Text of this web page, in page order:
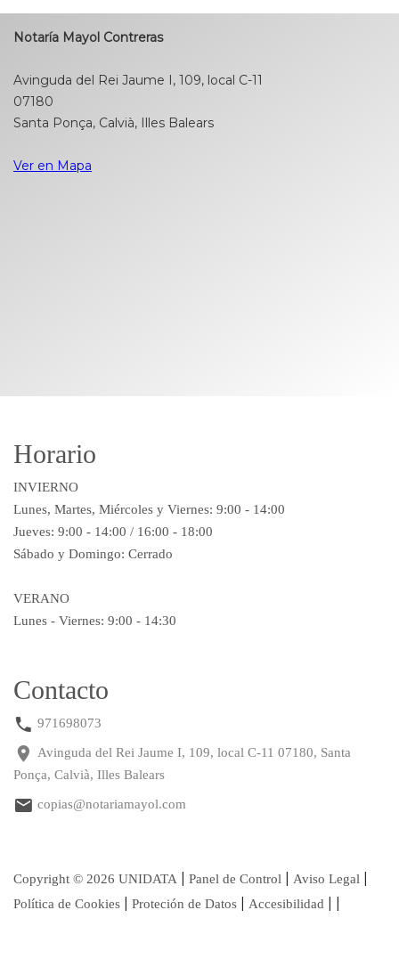
Notaría Mayol Contreras
Avinguda del Rei Jaume I, 109, local C-11
07180
Santa Ponça, Calvià, Illes Balears
Ver en Mapa
Horario
INVIERNO
Lunes, Martes, Miércoles y Viernes: 9:00 - 14:00
Jueves: 9:00 - 14:00 / 16:00 - 18:00
Sábado y Domingo: Cerrado
VERANO
Lunes - Viernes: 9:00 - 14:30
Contacto
971698073
Avinguda del Rei Jaume I, 109, local C-11 07180, Santa
Ponça, Calvià, Illes Balears
copias@notariamayol.com
Copyright © 2026 UNIDATA Panel de Control Aviso Legal
Política de Cookies Proteción de Datos Accesibilidad